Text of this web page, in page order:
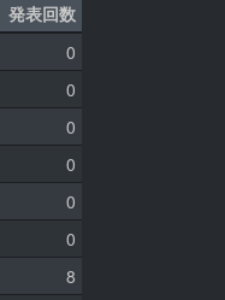
発表回数
0
0
0
0
0
0
8